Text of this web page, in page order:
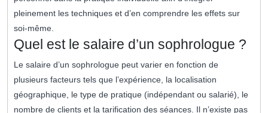
pleinement les techniques et d’en comprendre les effets sur
soi-même.
Quel est le salaire d’un sophrologue ?
Le salaire d’un sophrologue peut varier en fonction de
plusieurs facteurs tels que l’expérience, la localisation
géographique, le type de pratique (indépendant ou salarié), le
nombre de clients et la tarification des séances. Il n’existe pas